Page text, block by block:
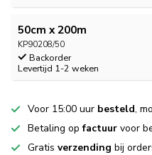
50cm x 200m
KP90208/50
Backorder
Levertijd 1-2 weken
Voor 15:00 uur besteld,
Betaling opfactuur voor
Gratis verzending bij